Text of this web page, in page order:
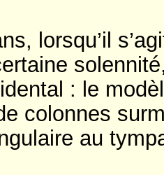
lorsqu’il
: le
colonnes
au